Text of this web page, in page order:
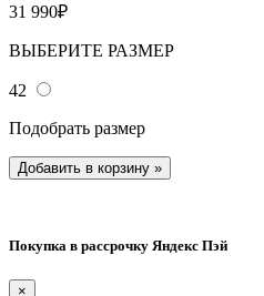
31 990₽
ВЫБЕРИТЕ РАЗМЕР
42
Подобрать размер
Добавить в корзину »
Покупка в рассрочку Яндекс Пэй
×